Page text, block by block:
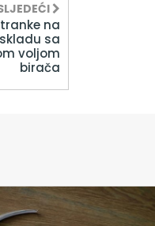
na
sa
voljom
birača